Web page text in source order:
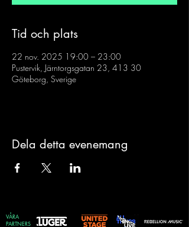
Tid och plats
22 nov. 2025 19:00 – 23:00
Pustervik, Järntorgsgatan 23, 413 30
Göteborg, Sverige
Dela detta evenemang
VÅRA
PARTNERS